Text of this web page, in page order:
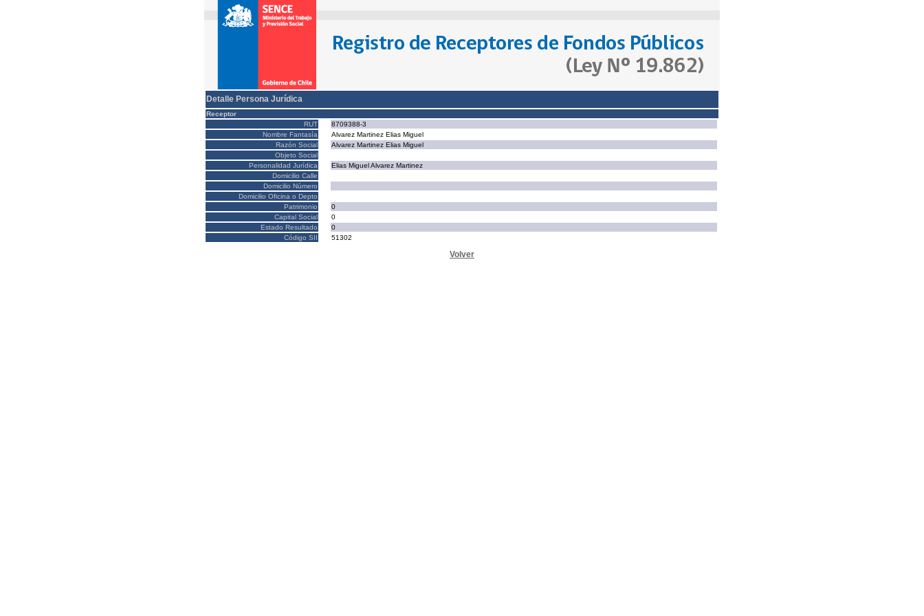
Detalle Persona Jurídica
Receptor
RUT
8709388-3
Nombre Fantasía
Alvarez Martinez Elias Miguel
Razón Social
Alvarez Martinez Elias Miguel
Objeto Social
Personalidad Jurídica
Elias Miguel Alvarez Martinez
Domicilio Calle
Domicilio Número
Domicilio Oficina o Depto
Patrimonio
0
Capital Social
0
Estado Resultado
0
Código SII
51302
Volver